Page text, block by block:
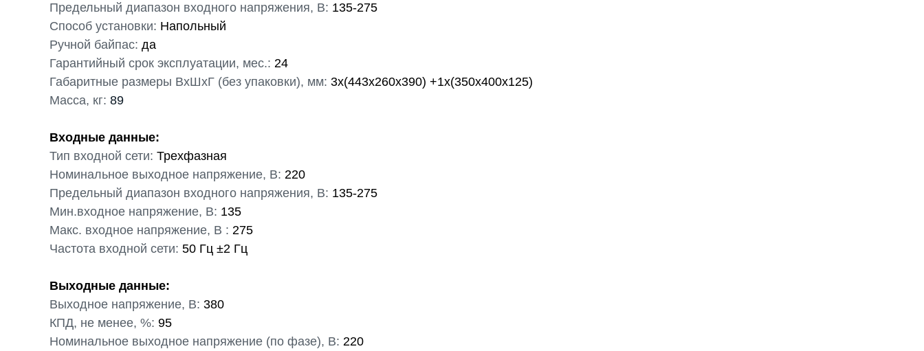
Предельный диапазон входного напряжения, В: 135-275
Способ установки: Напольный
Ручной байпас: да
Гарантийный срок эксплуатации, мес.: 24
Габаритные размеры ВхШхГ (без упаковки), мм: 3х(443x260x390) +1х(350х400х125)
Масса, кг: 89
Входные данные:
Тип входной сети: Трехфазная
Номинальное выходное напряжение, В: 220
Предельный диапазон входного напряжения, В: 135-275
Мин.входное напряжение, В: 135
Макс. входное напряжение, В : 275
Частота входной сети: 50 Гц ±2 Гц
Выходные данные:
Выходное напряжение, В: 380
КПД, не менее, %: 95
Номинальное выходное напряжение (по фазе), В: 220